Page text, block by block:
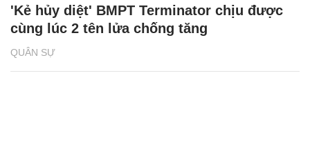
QUÂN SỰ
'Kẻ hủy diệt' BMPT Terminator chịu được
cùng lúc 2 tên lửa chống tăng